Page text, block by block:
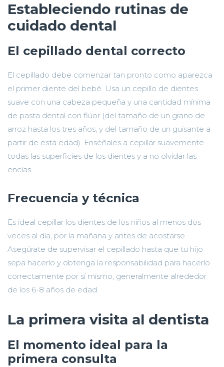
Estableciendo rutinas de
cuidado dental
El cepillado dental correcto
El cepillado debe comenzar tan pronto como aparezca
el primer diente del bebé. Usa un cepillo de dientes
suave con una cabeza pequeña y una cantidad mínima
de pasta dental con flúor (del tamaño de un grano de
arroz hasta los tres años, y del tamaño de un guisante a
partir de esta edad). Enséñales a cepillar suavemente
todas las superficies de los dientes y a no olvidar las
encías.
Frecuencia y técnica
Es ideal cepillar los dientes de los niños al menos dos
veces al día, por la mañana y antes de acostarse.
Asegúrate de supervisar el cepillado hasta que tu hijo
sepa hacerlo y obtenga la responsabilidad para hacerlo
correctamente por sí mismo, generalmente alrededor
de los 6-8 años de edad.
La primera visita al dentista
El momento ideal para la
primera consulta